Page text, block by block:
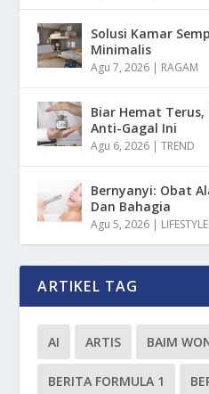
Solusi Kamar
Minimalis
Agu 7, 2026 | RAGAM
Biar Hemat
Anti-Gagal Ini
Agu 6, 2026 |TREND
Bernyanyi: Obat
Dan Bahagia
Agu 5, 2026 | LIFESTYLE
ARTIKEL TAG
AI ARTIS BAIM
BERITA FORMULA 1